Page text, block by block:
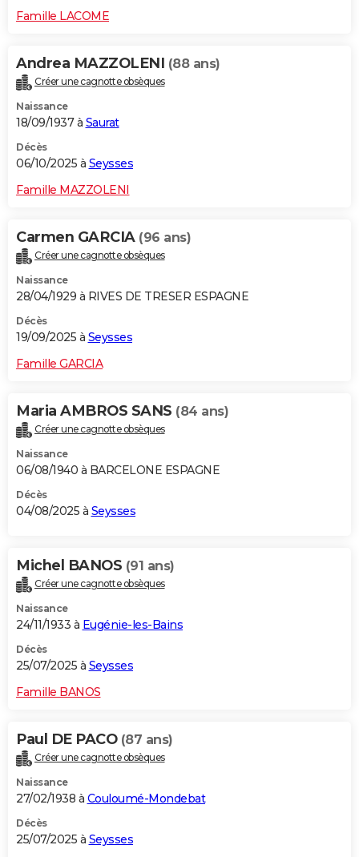
Famille LACOME
Andrea MAZZOLENI (88 ans)
Créer une cagnotte obsèques
Naissance
18/09/1937 à Saurat
Décès
06/10/2025 à Seysses
Famille MAZZOLENI
Carmen GARCIA (96 ans)
Créer une cagnotte obsèques
Naissance
28/04/1929 à RIVES DE TRESER ESPAGNE
Décès
19/09/2025 à Seysses
Famille GARCIA
Maria AMBROS SANS (84 ans)
Créer une cagnotte obsèques
Naissance
06/08/1940 à BARCELONE ESPAGNE
Décès
04/08/2025 à Seysses
Michel BANOS (91 ans)
Créer une cagnotte obsèques
Naissance
24/11/1933 à Eugénie-les-Bains
Décès
25/07/2025 à Seysses
Famille BANOS
Paul DE PACO (87 ans)
Créer une cagnotte obsèques
Naissance
27/02/1938 à Couloumé-Mondebat
Décès
25/07/2025 à Seysses